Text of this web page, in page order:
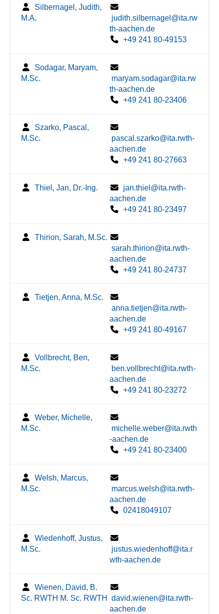
Silbernagel, Judith,
M.A.
judith.silbernagel@ita.rw
th-aachen.de
+49 241 80-49153
Sodagar, Maryam,
M.Sc.
maryam.sodagar@ita.rw
th-aachen.de
+49 241 80-23406
Szarko, Pascal,
M.Sc.
pascal.szarko@ita.rwth-
aachen.de
+49 241 80-27663
Thiel, Jan, Dr.-Ing.
jan.thiel@ita.rwth-
aachen.de
+49 241 80-23497
Thirion, Sarah, M.Sc.
sarah.thirion@ita.rwth-
aachen.de
+49 241 80-24737
Tietjen, Anna, M.Sc.
anna.tietjen@ita.rwth-
aachen.de
+49 241 80-49167
Vollbrecht, Ben,
M.Sc.
ben.vollbrecht@ita.rwth-
aachen.de
+49 241 80-23272
Weber, Michelle,
M.Sc.
michelle.weber@ita.rwth
-aachen.de
+49 241 80-23400
Welsh, Marcus,
M.Sc.
marcus.welsh@ita.rwth-
aachen.de
02418049107
Wiedenhoff, Justus,
M.Sc.
justus.wiedenhoff@ita.r
wth-aachen.de
Wienen, David, B.
Sc. RWTH M. Sc. RWTH
david.wienen@ita.rwth-
aachen.de